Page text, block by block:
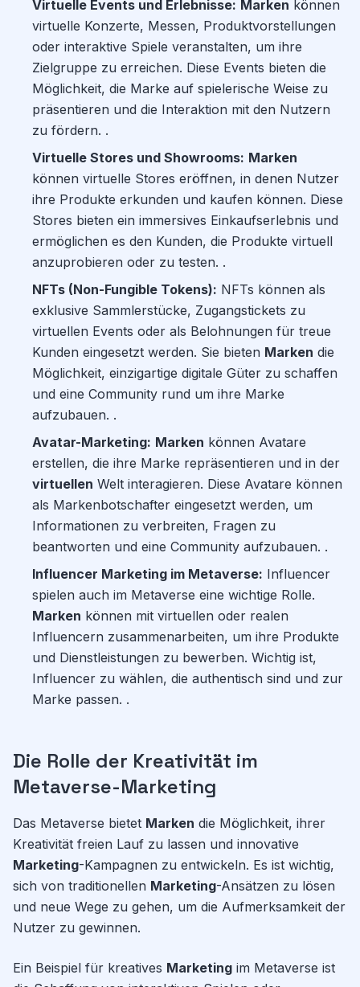
Virtuelle Events und Erlebnisse: Marken können
virtuelle Konzerte, Messen, Produktvorstellungen
oder interaktive Spiele veranstalten, um ihre
Zielgruppe zu erreichen. Diese Events bieten die
Möglichkeit, die Marke auf spielerische Weise zu
präsentieren und die Interaktion mit den Nutzern
zu fördern. .
Virtuelle Stores und Showrooms: Marken
können virtuelle Stores eröffnen, in denen Nutzer
ihre Produkte erkunden und kaufen können. Diese
Stores bieten ein immersives Einkaufserlebnis und
ermöglichen es den Kunden, die Produkte virtuell
anzuprobieren oder zu testen. .
NFTs (Non-Fungible Tokens): NFTs können als
exklusive Sammlerstücke, Zugangstickets zu
virtuellen Events oder als Belohnungen für treue
Kunden eingesetzt werden. Sie bieten Marken die
Möglichkeit, einzigartige digitale Güter zu schaffen
und eine Community rund um ihre Marke
aufzubauen. .
Avatar-Marketing: Marken können Avatare
erstellen, die ihre Marke repräsentieren und in der
virtuellen Welt interagieren. Diese Avatare können
als Markenbotschafter eingesetzt werden, um
Informationen zu verbreiten, Fragen zu
beantworten und eine Community aufzubauen. .
Influencer Marketing im Metaverse: Influencer
spielen auch im Metaverse eine wichtige Rolle.
Marken können mit virtuellen oder realen
Influencern zusammenarbeiten, um ihre Produkte
und Dienstleistungen zu bewerben. Wichtig ist,
Influencer zu wählen, die authentisch sind und zur
Marke passen. .
Die Rolle der Kreativität im
Metaverse-Marketing
Das Metaverse bietet Marken die Möglichkeit, ihrer
Kreativität freien Lauf zu lassen und innovative
Marketing-Kampagnen zu entwickeln. Es ist wichtig,
sich von traditionellen Marketing-Ansätzen zu lösen
und neue Wege zu gehen, um die Aufmerksamkeit der
Nutzer zu gewinnen.
Ein Beispiel für kreatives Marketing im Metaverse ist